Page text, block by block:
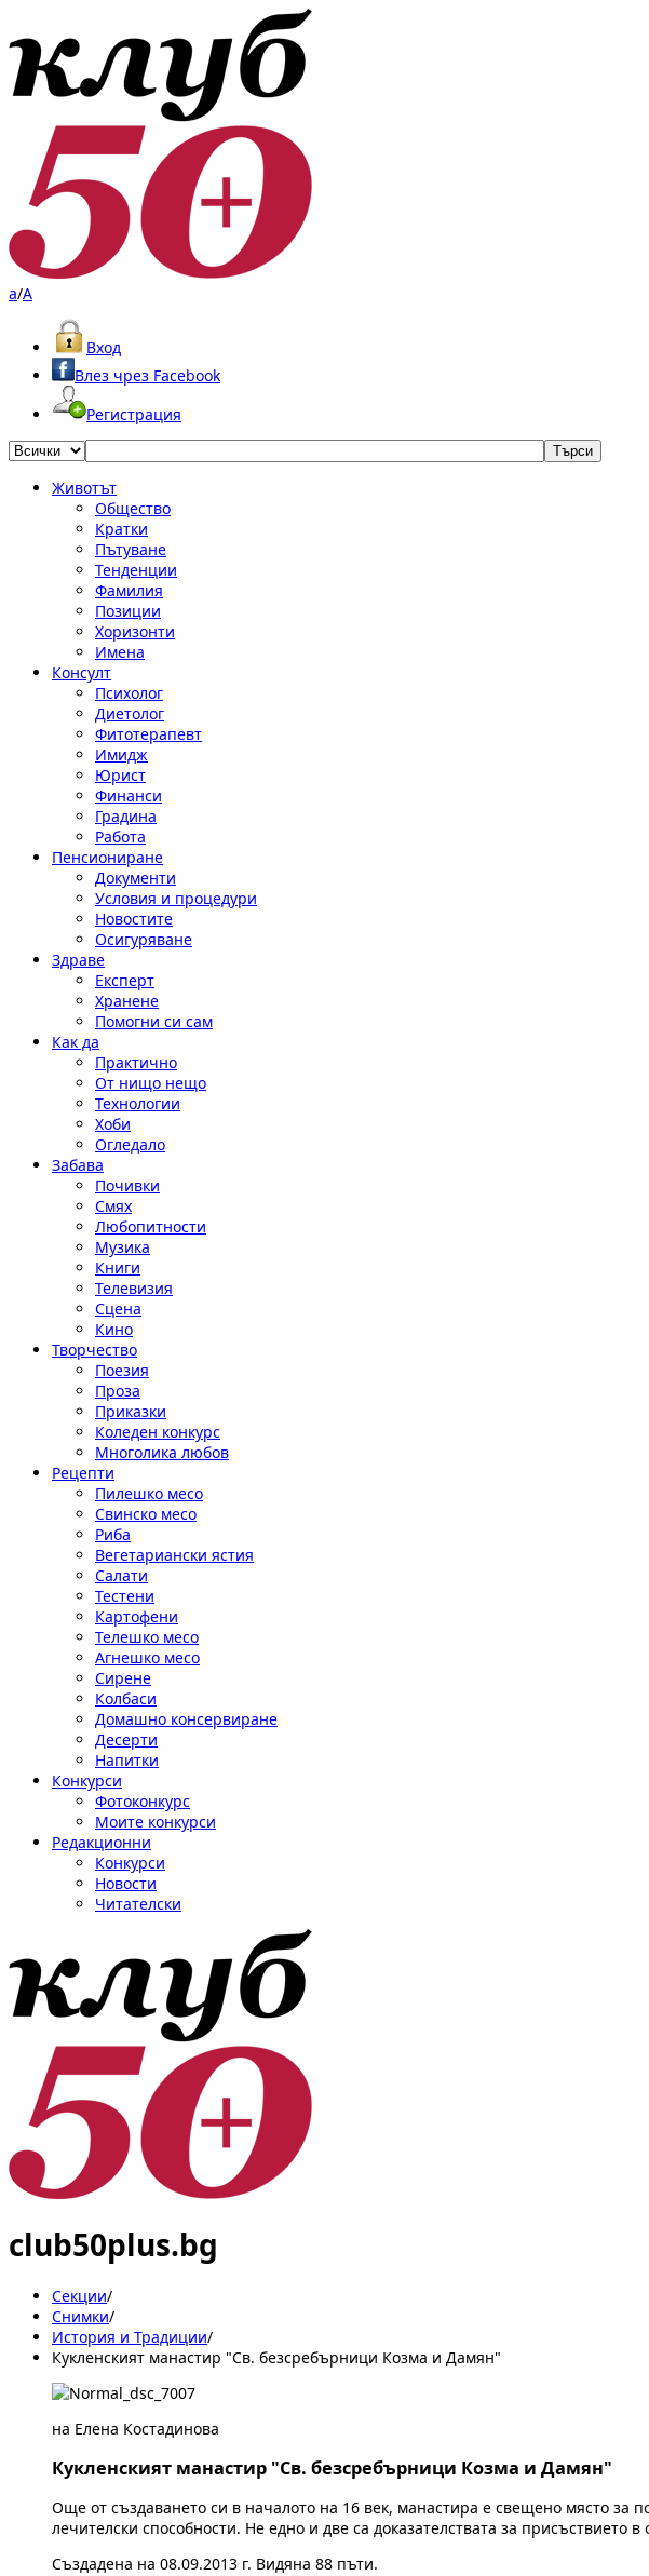
a/A
Вход
Влез чрез Facebook
Регистрация
Животът
Общество
Кратки
Пътуване
Тенденции
Фамилия
Позиции
Хоризонти
Имена
Консулт
Психолог
Диетолог
Фитотерапевт
Имидж
Юрист
Финанси
Градина
Работа
Пенсиониране
Документи
Условия и процедури
Новостите
Осигуряване
Здраве
Експерт
Хранене
Помогни си сам
Как да
Практично
От нищо нещо
Технологии
Хоби
Огледало
Забава
Почивки
Смях
Любопитности
Музика
Книги
Телевизия
Сцена
Кино
Творчество
Поезия
Проза
Приказки
Коледен конкурс
Многолика любов
Рецепти
Пилешко месо
Свинско месо
Риба
Вегетариански ястия
Салати
Тестени
Картофени
Телешко месо
Агнешко месо
Сирене
Колбаси
Домашно консервиране
Десерти
Напитки
Конкурси
Фотоконкурс
Моите конкурси
Редакционни
Конкурси
Новости
Читателски
club50plus.bg
Секции/
Снимки/
История и Традиции/
Кукленският манастир "Св. безсребърници Козма и Дамян"
на Елена Костадинова
Кукленският манастир "Св. безсребърници Козма и Дамян"
Още от създаването си в началото на 16 век, манастира е свещено място за
лечителски способности. Не едно и две са доказателствата за присъствието
Създадена на 08.09.2013 г. Видяна 88 пъти.